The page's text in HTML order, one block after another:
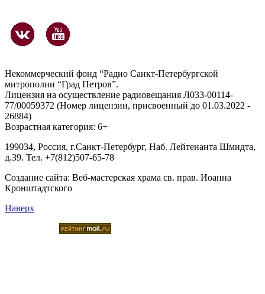
Некоммерческий фонд “Радио Санкт-Петербургской
митрополии “Град Петров”.
Лицензия на осуществление радиовещания Л033-00114-
77/00059372 (Номер лицензии, присвоенный до 01.03.2022 -
26884)
Возрастная категория: 6+
199034, Россия, г.Санкт-Петербург, Наб. Лейтенанта Шмидта,
д.39. Тел. +7(812)507-65-78
Создание сайта: Веб-мастерская храма св. прав. Иоанна
Кронштадтского
Наверх